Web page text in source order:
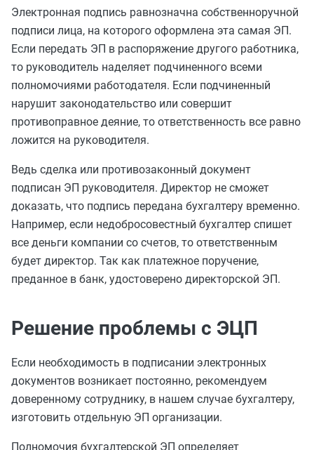
Электронная подпись равнозначна собственноручной
подписи лица, на которого оформлена эта самая ЭП.
Если передать ЭП в распоряжение другого работника,
то руководитель наделяет подчиненного всеми
полномочиями работодателя. Если подчиненный
нарушит законодательство или совершит
противоправное деяние, то ответственность все равно
ложится на руководителя.
Ведь сделка или противозаконный документ
подписан ЭП руководителя. Директор не сможет
доказать, что подпись передана бухгалтеру временно.
Например, если недобросовестный бухгалтер спишет
все деньги компании со счетов, то ответственным
будет директор. Так как платежное поручение,
преданное в банк, удостоверено директорской ЭП.
Решение проблемы с ЭЦП
Если необходимость в подписании электронных
документов возникает постоянно, рекомендуем
доверенному сотруднику, в нашем случае бухгалтеру,
изготовить отдельную ЭП организации.
Полномочия бухгалтерской ЭП определяет